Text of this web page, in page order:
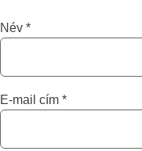
Név *
E-mail cím *